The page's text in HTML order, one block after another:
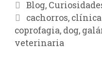
Blog,
cachorros,
coprofagia, dog,
veterinaria